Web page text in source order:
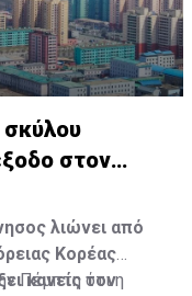
στον
λιώνει από
Κορέας
κανείς τον
Πέμπτη ότι η